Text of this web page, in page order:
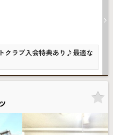
ラブ入会特典あり♪最適な